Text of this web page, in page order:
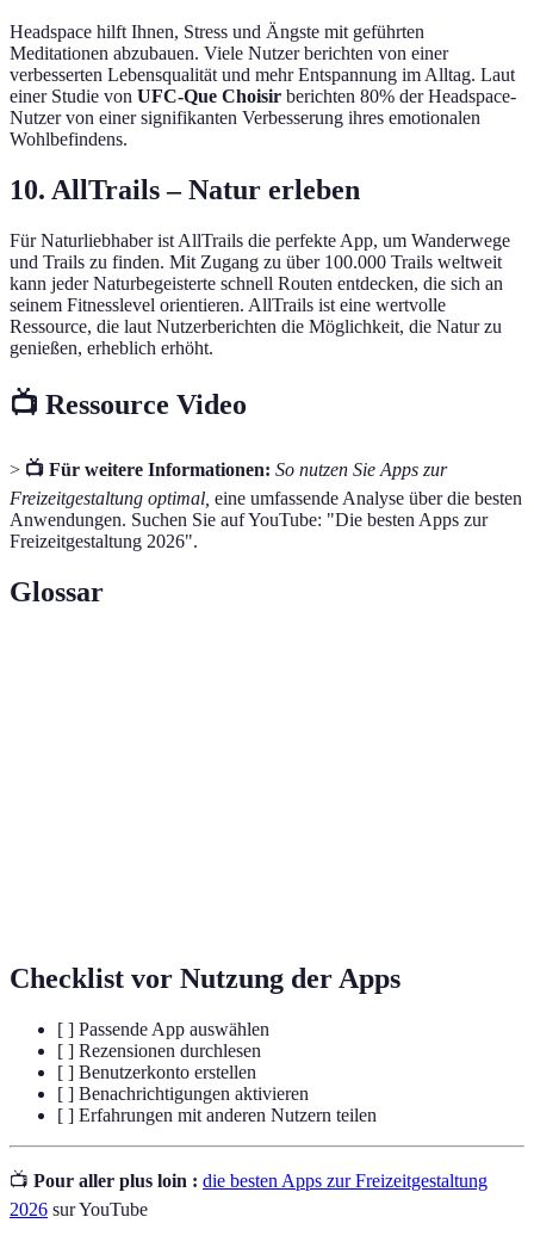
Headspace hilft Ihnen, Stress und Ängste mit geführten
Meditationen abzubauen. Viele Nutzer berichten von einer
verbesserten Lebensqualität und mehr Entspannung im Alltag. Laut
einer Studie von UFC-Que Choisir berichten 80% der Headspace-
Nutzer von einer signifikanten Verbesserung ihres emotionalen
Wohlbefindens.
10. AllTrails – Natur erleben
Für Naturliebhaber ist AllTrails die perfekte App, um Wanderwege
und Trails zu finden. Mit Zugang zu über 100.000 Trails weltweit
kann jeder Naturbegeisterte schnell Routen entdecken, die sich an
seinem Fitnesslevel orientieren. AllTrails ist eine wertvolle
Ressource, die laut Nutzerberichten die Möglichkeit, die Natur zu
genießen, erheblich erhöht.
📺 Ressource Video
> 📺 Für weitere Informationen: So nutzen Sie Apps zur
Freizeitgestaltung optimal, eine umfassende Analyse über die besten
Anwendungen. Suchen Sie auf YouTube: "Die besten Apps zur
Freizeitgestaltung 2026".
Glossar
Checklist vor Nutzung der Apps
[ ] Passende App auswählen
[ ] Rezensionen durchlesen
[ ] Benutzerkonto erstellen
[ ] Benachrichtigungen aktivieren
[ ] Erfahrungen mit anderen Nutzern teilen
📺 Pour aller plus loin : die besten Apps zur Freizeitgestaltung
2026 sur YouTube